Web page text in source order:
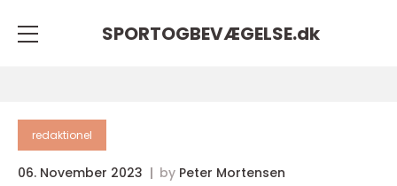
SPORTOGBEVÆGELSE.dk
redaktionel
06. November 2023 by Peter Mortensen